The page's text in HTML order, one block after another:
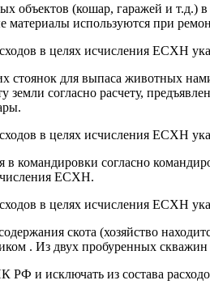
объектов (кошар, гаражей и т.д.)
материалы используются при
в целях исчисления ЕСХН
стоянок для выпаса животных
согласно расчету,
в целях исчисления ЕСХН
в командировки согласно
ЕСХН.
в целях исчисления ЕСХН
скота (хозяйство
. Из двух пробуренных скважин
РФ и исключать из состава